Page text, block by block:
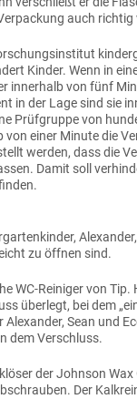
auch
Kinder. Wenn in
innerhalb von fünf
in der Lage sind sie
Prüfgruppe von
von einer Minute die
werden, dass die
Damit soll
zu öffnen sind.
WC-Reiniger von
überlegt, bei dem
Sean und
dem Verschluss.
der Johnson
Der